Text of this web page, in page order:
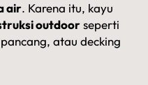
air. Karena itu, kayu
outdoorseperti
atau decking